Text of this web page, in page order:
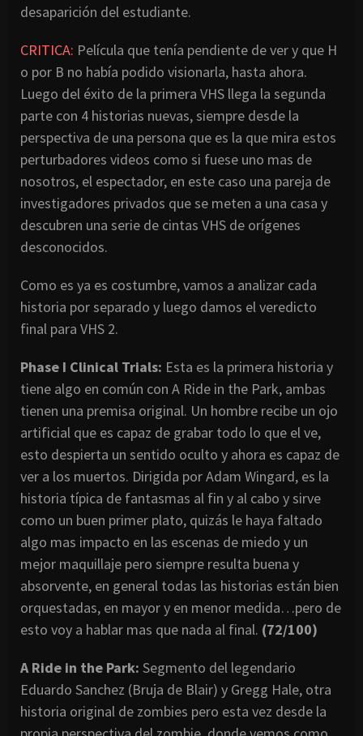
desaparición del estudiante.
CRITICA: Película que tenía pendiente de ver y que H
o por B no había podido visionarla, hasta ahora.
Luego del éxito de la primera VHS llega la segunda
parte con 4 historias nuevas, siempre desde la
perspectiva de una persona que es la que mira estos
perturbadores videos como si fuese uno mas de
nosotros, el espectador, en este caso una pareja de
investigadores privados que se meten a una casa y
descubren una serie de cintas VHS de orígenes
desconocidos.
Como es ya es costumbre, vamos a analizar cada
historia por separado y luego damos el veredicto
final para VHS 2.
Phase I Clinical Trials: Esta es la primera historia y
tiene algo en común con A Ride in the Park, ambas
tienen una premisa original. Un hombre recibe un ojo
artificial que es capaz de grabar todo lo que el ve,
esto despierta un sentido oculto y ahora es capaz de
ver a los muertos. Dirigida por Adam Wingard, es la
historia típica de fantasmas al fin y al cabo y sirve
como un buen primer plato, quizás le haya faltado
algo mas impacto en las escenas de miedo y un
mejor maquillaje pero siempre resulta buena y
absorvente, en general todas las historias están bien
orquestadas, en mayor y en menor medida…pero de
esto voy a hablar mas que nada al final. (72/100)
A Ride in the Park: Segmento del legendario
Eduardo Sanchez (Bruja de Blair) y Gregg Hale, otra
historia original de zombies pero esta vez desde la